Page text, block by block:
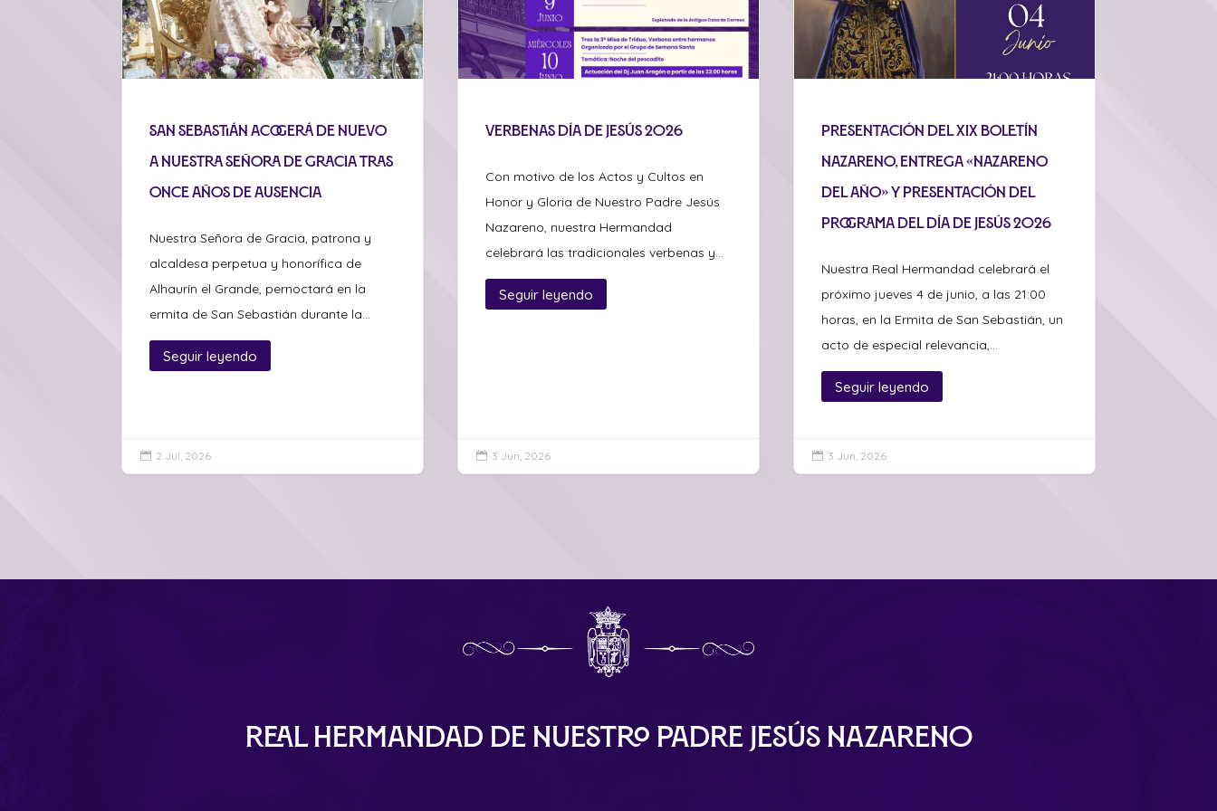
San Sebastián acogerá de nuevo
a Nuestra Señora de Gracia tras
once años de ausencia
Nuestra Señora de Gracia, patrona y
alcaldesa perpetua y honorífica de
Alhaurín el Grande, pernoctará en la
ermita de San Sebastián durante la...
Seguir leyendo
 2 Jul, 2026
Verbenas día de Jesús 2026
Con motivo de los Actos y Cultos en
Honor y Gloria de Nuestro Padre Jesús
Nazareno, nuestra Hermandad
celebrará las tradicionales verbenas y...
Seguir leyendo
 3 Jun, 2026
Presentación del XIX Boletín
Nazareno, entrega «Nazareno
del Año» y presentación del
programa del Día de Jesús 2026
Nuestra Real Hermandad celebrará el
próximo jueves 4 de junio, a las 21:00
horas, en la Ermita de San Sebastián, un
acto de especial relevancia,...
Seguir leyendo
 3 Jun, 2026
Real Hermandad de Nuestro Padre Jesús Nazareno